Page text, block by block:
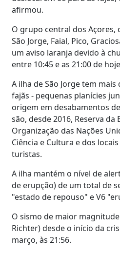
afirmou.
O grupo central dos Açores,
São Jorge, Faial, Pico,
um aviso laranja devido à
entre 10:45 e as 21:00 de
A ilha de São Jorge tem mais
fajãs - pequenas planícies
origem em desabamentos
são, desde 2016, Reserva da
Organização das Nações
Ciência e Cultura e dos
turistas.
A ilha mantém o nível de
de erupção) de um total de
"estado de repouso" e V6
O sismo de maior
Richter) desde o início da
março, às 21:56.